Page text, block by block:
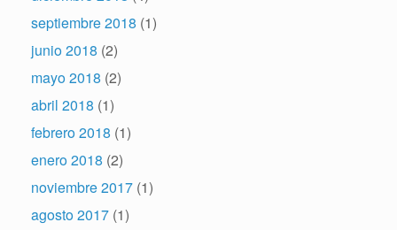
septiembre 2018 (1)
junio 2018 (2)
mayo 2018 (2)
abril 2018 (1)
febrero 2018 (1)
enero 2018 (2)
noviembre 2017 (1)
agosto 2017 (1)